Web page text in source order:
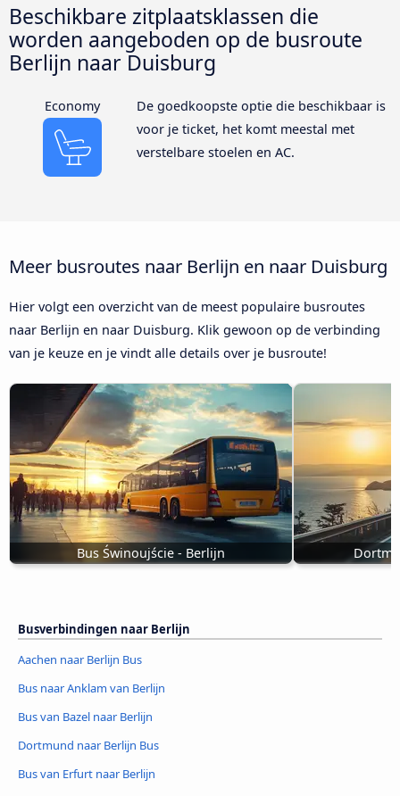
Beschikbare zitplaatsklassen die
worden aangeboden op de busroute
Berlijn naar Duisburg
Economy
De goedkoopste optie die beschikbaar is
voor je ticket, het komt meestal met
verstelbare stoelen en AC.
Meer busroutes naar Berlijn en naar Duisburg
Hier volgt een overzicht van de meest populaire busroutes
naar Berlijn en naar Duisburg. Klik gewoon op de verbinding
van je keuze en je vindt alle details over je busroute!
Bus Świnoujście - Berlijn
Busverbindingen naar Berlijn
Aachen naar Berlijn Bus
Bus naar Anklam van Berlijn
Bus van Bazel naar Berlijn
Dortmund naar Berlijn Bus
Bus van Erfurt naar Berlijn